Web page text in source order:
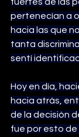
pertenecían a
hacia las que
tanta
sentí
Hoy en día,
hacia atrás,
de la decisión
fue por esto de